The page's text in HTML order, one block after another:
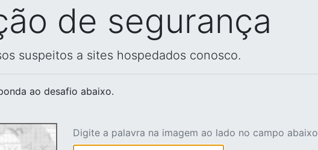
de segurança
suspeitos a sites hospedados conosco.
ao desafio abaixo.
Digite a palavra na imagem ao lado no campo abaixo